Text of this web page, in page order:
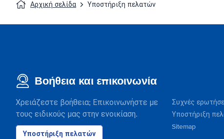
Αρχική σελίδα Υποστήριξη πελατών
Βοήθεια και επικοινωνία
Χρειάζεστε βοήθεια; Επικοινωνήστε με
τους ειδικούς μας στην ενοικίαση.
Υποστήριξη πελατών
Συχνές
Υποστήριξη
Sitemap